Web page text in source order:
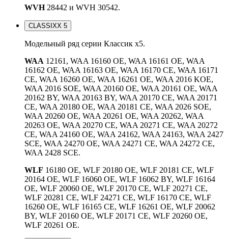
WVH 28442 и WVH 30542.
CLASSIXX 5
Модельный ряд серии Классик x5.
WAA 12161, WAA 16160 OE, WAA 16161 OE, WAA
16162 OE, WAA 16163 OE, WAA 16170 CE, WAA 16171
CE, WAA 16260 OE, WAA 16261 OE, WAA 2016 KOE,
WAA 2016 SOE, WAA 20160 OE, WAA 20161 OE, WAA
20162 BY, WAA 20163 BY, WAA 20170 CE, WAA 20171
CE, WAA 20180 OE, WAA 20181 CE, WAA 2026 SOE,
WAA 20260 OE, WAA 20261 OE, WAA 20262, WAA
20263 OE, WAA 20270 CE, WAA 20271 CE, WAA 20272
CE, WAA 24160 OE, WAA 24162, WAA 24163, WAA 2427
SCE, WAA 24270 OE, WAA 24271 CE, WAA 24272 CE,
WAA 2428 SCE.
WLF 16180 OE, WLF 20180 OE, WLF 20181 CE, WLF
20164 OE, WLF 16060 OE, WLF 16062 BY, WLF 16164
OE, WLF 20060 OE, WLF 20170 CE, WLF 20271 CE,
WLF 20281 CE, WLF 24271 CE, WLF 16170 CE, WLF
16260 OE, WLF 16165 CE, WLF 16261 OE, WLF 20062
BY, WLF 20160 OE, WLF 20171 CE, WLF 20260 OE,
WLF 20261 OE.